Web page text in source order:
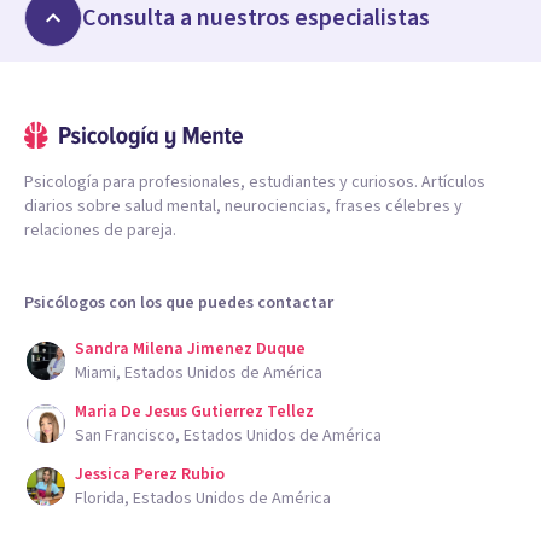
Consulta a nuestros especialistas
Psicología para profesionales, estudiantes y curiosos. Artículos
diarios sobre salud mental, neurociencias, frases célebres y
relaciones de pareja.
Psicólogos con los que puedes contactar
Sandra Milena Jimenez Duque
Miami, Estados Unidos de América
Maria De Jesus Gutierrez Tellez
San Francisco, Estados Unidos de América
Jessica Perez Rubio
Florida, Estados Unidos de América